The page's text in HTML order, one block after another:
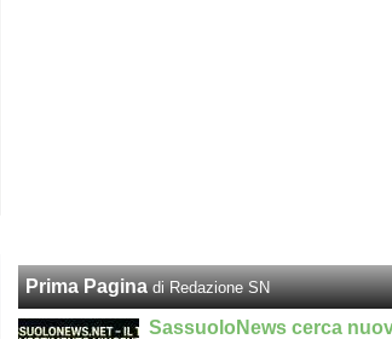
Prima Pagina di Redazione SN
SassuoloNews cerca